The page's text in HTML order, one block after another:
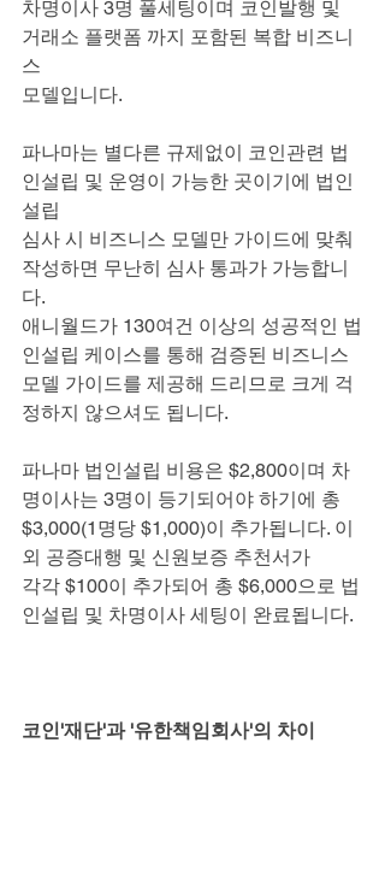
차명이사 3명 풀세팅이며 코인발행 및
거래소 플랫폼 까지 포함된 복합 비즈니
스
모델입니다.
파나마는 별다른 규제없이 코인관련 법
인설립 및 운영이 가능한 곳이기에 법인
설립
심사 시 비즈니스 모델만 가이드에 맞춰
작성하면 무난히 심사 통과가 가능합니
다.
애니월드가 130여건 이상의 성공적인 법
인설립 케이스를 통해 검증된 비즈니스
모델 가이드를 제공해 드리므로 크게 걱
정하지 않으셔도 됩니다.
파나마 법인설립 비용은 $2,800이며 차
명이사는 3명이 등기되어야 하기에 총
$3,000(1명당 $1,000)이 추가됩니다. 이
외 공증대행 및 신원보증 추천서가
각각 $100이 추가되어 총 $6,000으로 법
인설립 및 차명이사 세팅이 완료됩니다.
코인'재단'과 '유한책임회사'의 차이